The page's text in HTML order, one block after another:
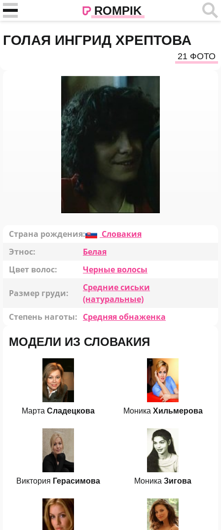
ROMPIK
ГОЛАЯ ИНГРИД ХРЕПТОВА
21 ФОТО
Страна рождения:
Словакия
Этнос:
Белая
Цвет волос:
Черные волосы
Размер груди:
Средние сиськи
(натуральные)
Степень наготы: Средняя обнаженка
МОДЕЛИ ИЗ СЛОВАКИЯ
Марта Сладецкова Моника Хильмерова
Виктория Герасимова Моника Зигова